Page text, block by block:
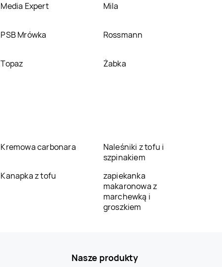
Media Expert Mila
PSB Mrówka Rossmann
Topaz Żabka
Kremowa carbonara
Naleśniki z tofu i
szpinakiem
Kanapka z tofu
zapiekanka
makaronowa z
marchewką i
groszkiem
Nasze produkty